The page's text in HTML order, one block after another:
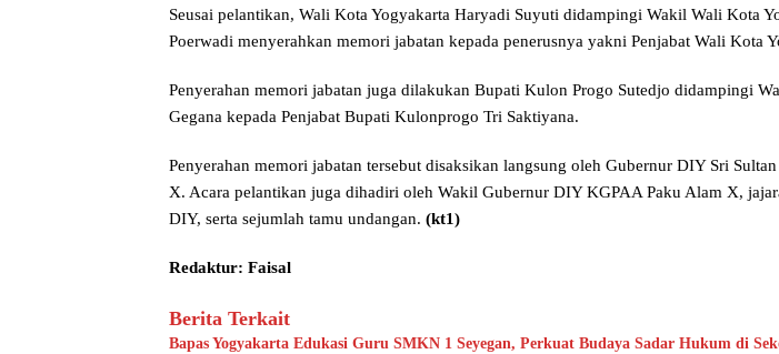
Seusai pelantikan, Wali Kota Yogyakarta Haryadi Suyuti didampingi Wakil Wali Kota
Poerwadi menyerahkan memori jabatan kepada penerusnya yakni Penjabat Wali Kota
Penyerahan memori jabatan juga dilakukan Bupati Kulon Progo Sutedjo didampingi
Gegana kepada Penjabat Bupati Kulonprogo Tri Saktiyana.
Penyerahan memori jabatan tersebut disaksikan langsung oleh Gubernur DIY Sri
X. Acara pelantikan juga dihadiri oleh Wakil Gubernur DIY KGPAA Paku Alam X,
DIY, serta sejumlah tamu undangan. (kt1)
Redaktur: Faisal
Berita Terkait
Bapas Yogyakarta Edukasi Guru SMKN 1 Seyegan, Perkuat Budaya Sadar Hukum di